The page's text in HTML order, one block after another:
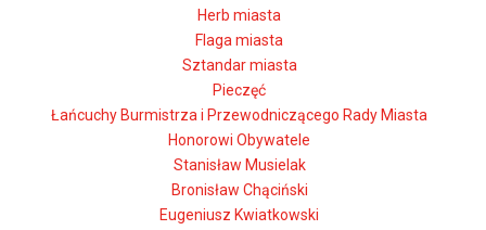
Herb miasta
Flaga miasta
Sztandar miasta
Pieczęć
Łańcuchy Burmistrza i Przewodniczącego Rady Miasta
Honorowi Obywatele
Stanisław Musielak
Bronisław Chąciński
Eugeniusz Kwiatkowski